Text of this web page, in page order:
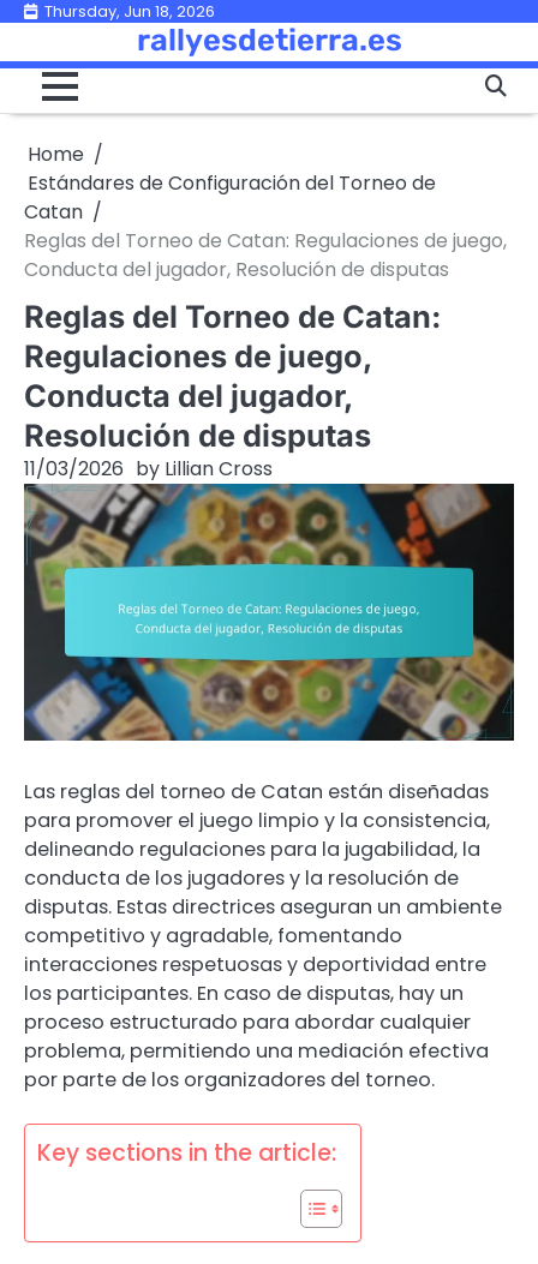
Skip
content
Thursday, Jun 18, 2026
rallyesdetierra.es
Home
Estándares de Configuración del Torneo de
Catan
Reglas del Torneo de Catan: Regulaciones de juego,
Conducta del jugador, Resolución de disputas
Reglas del Torneo de Catan:
Regulaciones de juego,
Conducta del jugador,
Resolución de disputas
11/03/2026 by Lillian Cross
Las reglas del torneo de Catan están diseñadas
para promover el juego limpio y la consistencia,
delineando regulaciones para la jugabilidad, la
conducta de los jugadores y la resolución de
disputas. Estas directrices aseguran un ambiente
competitivo y agradable, fomentando
interacciones respetuosas y deportividad entre
los participantes. En caso de disputas, hay un
proceso estructurado para abordar cualquier
problema, permitiendo una mediación efectiva
por parte de los organizadores del torneo.
Key sections in the article: